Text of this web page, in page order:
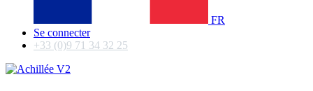
FR
Se connecter
+33 (0)9 71 34 32 25